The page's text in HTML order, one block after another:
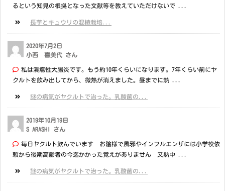
るという知見の根拠となった文献等を教えていただけないで ...
長芋とキュウリの混植栽培...
2020年7月2日
小西 喜美代 さん
私は潰瘍性大腸炎です。もう約10年くらいになります。7年くらい前にヤ
クルトを飲み出してから、微熱が消えました。昼までに熱 ...
謎の病気がヤクルトで治った。乳酸菌の...
2019年10月19日
S ARASHI さん
毎日ヤクルト飲んでいます お陰様で風邪やインフルエンザには小学校依
頼から後期高齢者の今迄かかった覚えがありません 又熱中 ...
謎の病気がヤクルトで治った。乳酸菌の...